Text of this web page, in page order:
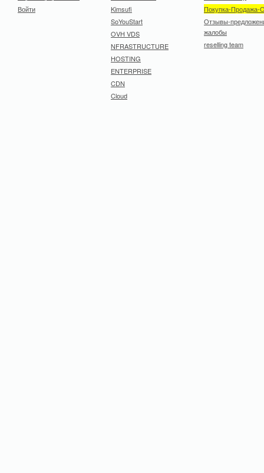
Войти
Kimsufi
SoYouStart
OVH VDS
NFRASTRUCTURE
HOSTING
ENTERPRISE
CDN
Cloud
Покупка-Продажа-
Отзывы-
жалобы
reselling team